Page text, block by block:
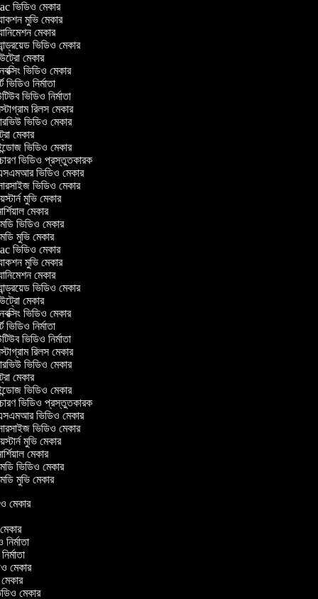
ভিডিও মেকার
মুভি মেকার
মেকার
ভিডিও মেকার
মেকার
ভিডিও মেকার
নির্মাতা
ভিডিও নির্মাতা
রিলস মেকার
ভিডিও মেকার
মেকার
ভিডিও মেকার
ভিডিও প্রস্তুতকারক
ভিডিও মেকার
ভিডিও মেকার
মুভি মেকার
মেকার
ভিডিও মেকার
মুভি মেকার
ভিডিও মেকার
মুভি মেকার
মেকার
ভিডিও মেকার
মেকার
ভিডিও মেকার
নির্মাতা
ভিডিও নির্মাতা
রিলস মেকার
ভিডিও মেকার
মেকার
ভিডিও মেকার
ভিডিও প্রস্তুতকারক
ভিডিও মেকার
ভিডিও মেকার
মুভি মেকার
মেকার
ভিডিও মেকার
মুভি মেকার
মেকার
নির্মাতা
মেকার
মেকার
মেকার